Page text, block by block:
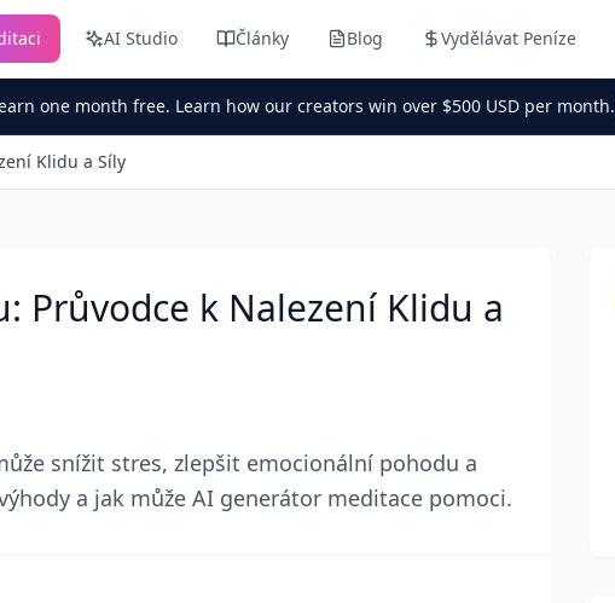
AI Studio Články Blog Vydělávat Peníze
one month free. Learn how our creators win over $500 USD per month.
Klidu a Síly
Průvodce k Nalezení Klidu a
snížit stres, zlepšit emocionální pohodu a
a jak může AI generátor meditace pomoci.